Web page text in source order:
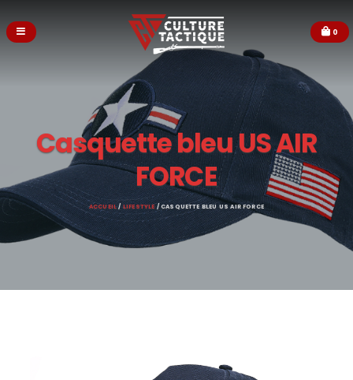
0
Casquette bleu US AIR
FORCE
ACCUEIL/LIFESTYLE/ CASQUETTE BLEU US AIR FORCE